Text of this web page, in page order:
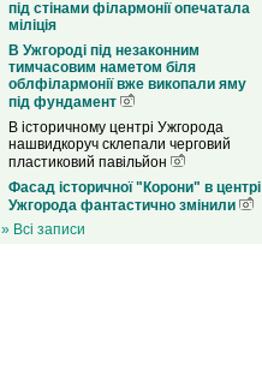
під стінами філармонії опечатала
міліція
В Ужгороді під незаконним
тимчасовим наметом біля
облфілармонії вже викопали яму
під фундамент
В історичному центрі Ужгорода
нашвидкоруч склепали черговий
пластиковий павільйон
Фасад історичної "Корони" в центрі
Ужгорода фантастично змінили
» Всі записи